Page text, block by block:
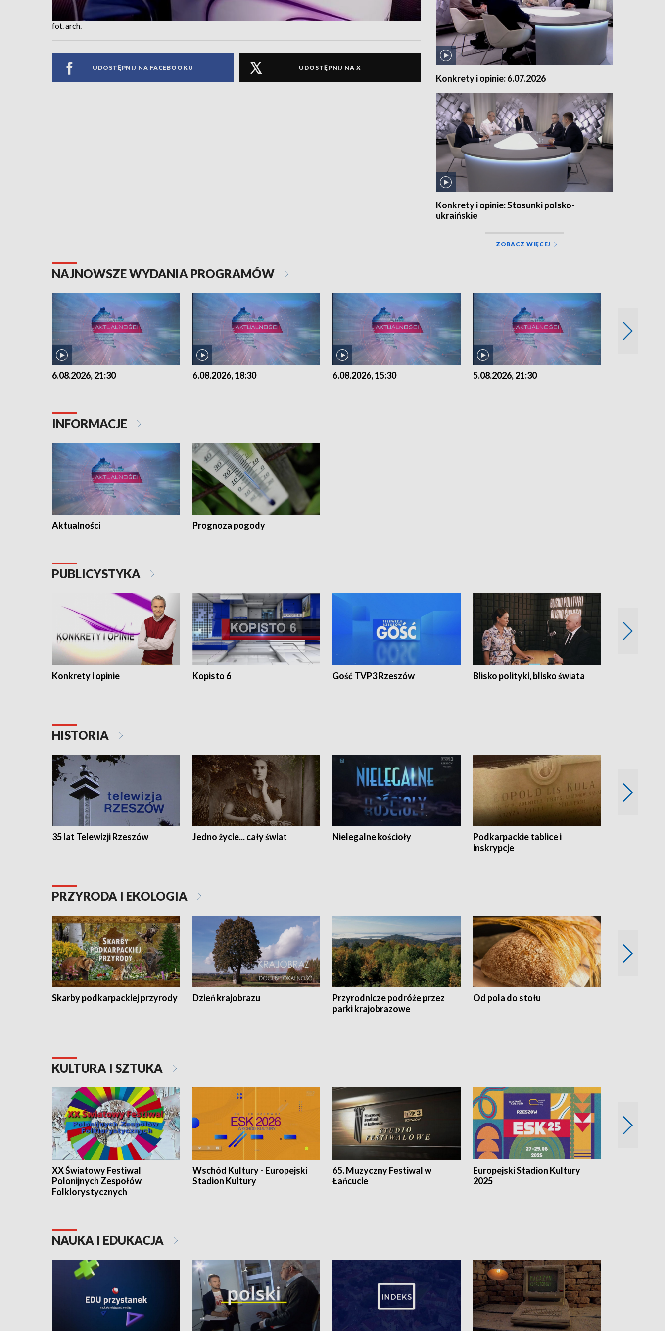
fot. arch.
UDOSTĘPNIJ NA FACEBOOKU UDOSTĘPNIJ NA X
Konkrety i opinie: 6.07.2026
Konkrety i opinie: Stosunki polsko-
ukraińskie
ZOBACZ WIĘCEJ
NAJNOWSZE WYDANIA PROGRAMÓW
6.08.2026, 21:30 6.08.2026, 18:30 6.08.2026, 15:30 5.08.2026, 21:30
INFORMACJE
Aktualności Prognoza pogody
PUBLICYSTYKA
Konkrety i opinie Kopisto 6 Gość TVP3 Rzeszów Blisko polityki, blisko świata
HISTORIA
35 lat Telewizji Rzeszów Jedno życie... cały świat Nielegalne kościoły
Podkarpackie tablice i
inskrypcje
PRZYRODA I EKOLOGIA
Skarby podkarpackiej przyrody Dzień krajobrazu
Przyrodnicze podróże przez
parki krajobrazowe
Od pola do stołu
KULTURA I SZTUKA
XX Światowy Festiwal
Polonijnych Zespołów
Folklorystycznych
Wschód Kultury - Europejski
Stadion Kultury
65. Muzyczny Festiwal w
Łańcucie
Europejski Stadion Kultury
2025
NAUKA I EDUKACJA